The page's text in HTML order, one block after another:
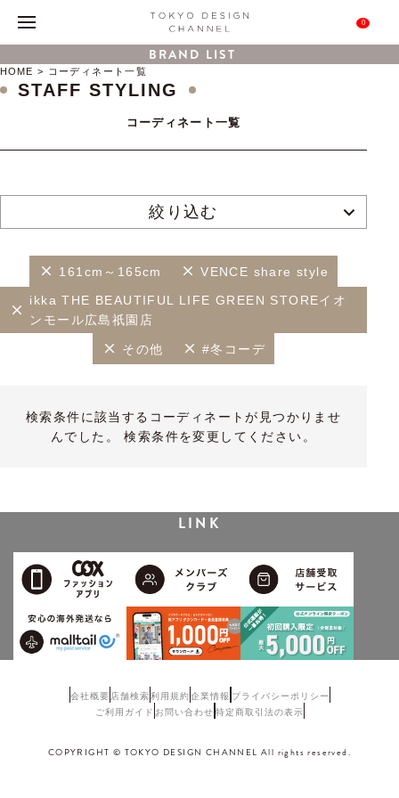
0
BRAND LIST
HOME コーディネート一覧
STAFF STYLING
コーディネート一覧
絞り込む
161cm～165cm VENCE share style
ikka THE BEAUTIFUL LIFE GREEN STOREイオ
ンモール広島祇園店
その他 #冬コーデ
検索条件に該当するコーディネートが見つかりませ
んでした。 検索条件を変更してください。
LINK
会社概要 店舗検索利用規約企業情報 プライバシーポリシー
ご利用ガイド お問い合わせ 特定商取引法の表示
COPYRIGHT © TOKYO DESIGN CHANNEL All rights reserved.